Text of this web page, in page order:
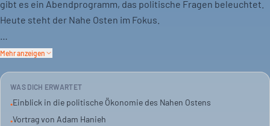
gibt es ein Abendprogramm, das politische Fragen beleuchtet.
Heute steht der Nahe Osten im Fokus.
Adam Hanieh, Politikwissenschaftler und Ökonom, referiert. Er
Das Event findet in den KW Institute for Contemporary Art statt.
Es ist eine Lesung, die zum Nachdenken anregen soll. Für alle,
Mehr anzeigen
WAS DICH ERWARTET
•Einblick in die politische Ökonomie des Nahen Ostens
•Vortrag von Adam Hanieh